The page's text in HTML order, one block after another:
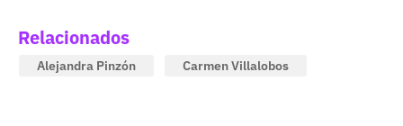
Relacionados
Alejandra Pinzón Carmen Villalobos